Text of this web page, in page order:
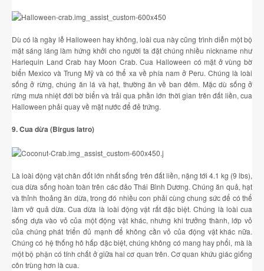
Cá Sủ Đất Giống Chất Lượng
Giống Cá Mú Lai Đen Chất Lượng
Chính Sách Bảo Mật
Dù có là ngày lễ Halloween hay không, loài cua này cũng trình diễn một bộ
mặt sáng láng làm hứng khởi cho người ta đặt chúng nhiều nickname như
Harlequin Land Crab hay Moon Crab. Cua Halloween có mặt ở vùng bờ
biển Mexico và Trung Mỹ và có thể xa về phía nam ở Peru. Chúng là loài
sống ở rừng, chúng ăn lá và hạt, thường ăn về ban đêm. Mặc dù sống ở
rừng mưa nhiệt đới bờ biển và trải qua phần lớn thời gian trên đất liền, cua
Halloween phải quay về mặt nước để đẻ trứng.
9. Cua dừa (Birgus latro)
Là loài động vật chân đốt lớn nhất sống trên đất liền, nặng tới 4.1 kg (9 lbs),
cua dừa sống hoàn toàn trên các đảo Thái Bình Dương. Chúng ăn quả, hạt
và thỉnh thoảng ăn dừa, trong đó nhiều con phải cùng chung sức để có thể
làm vỡ quả dừa. Cua dừa là loài động vật rất đặc biệt. Chúng là loài cua
sống dựa vào vỏ của một động vật khác, nhưng khi trưởng thành, lớp vỏ
của chúng phát triển đủ mạnh để không cần vỏ của động vật khác nữa.
Chúng có hệ thống hô hấp đặc biệt, chúng không có mang hay phổi, mà là
một bộ phận có tính chất ở giữa hai cơ quan trên. Cơ quan khứu giác giống
côn trùng hơn là cua.